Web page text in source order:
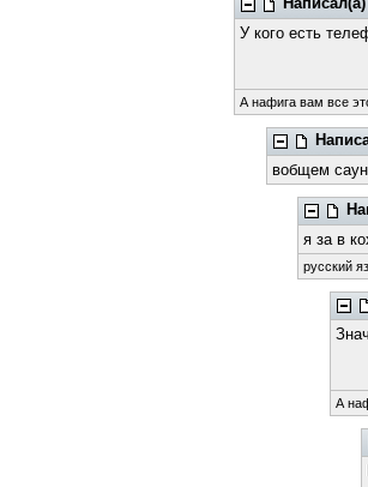
У кого есть
А нафига вам все
вобщем
я за в
русский
А